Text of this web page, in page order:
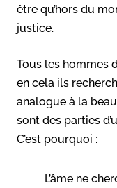
être qu’hors du
justice.
Tous les hommes
en cela ils
analogue à la
sont des parties
C’est pourquoi :
L’âme ne